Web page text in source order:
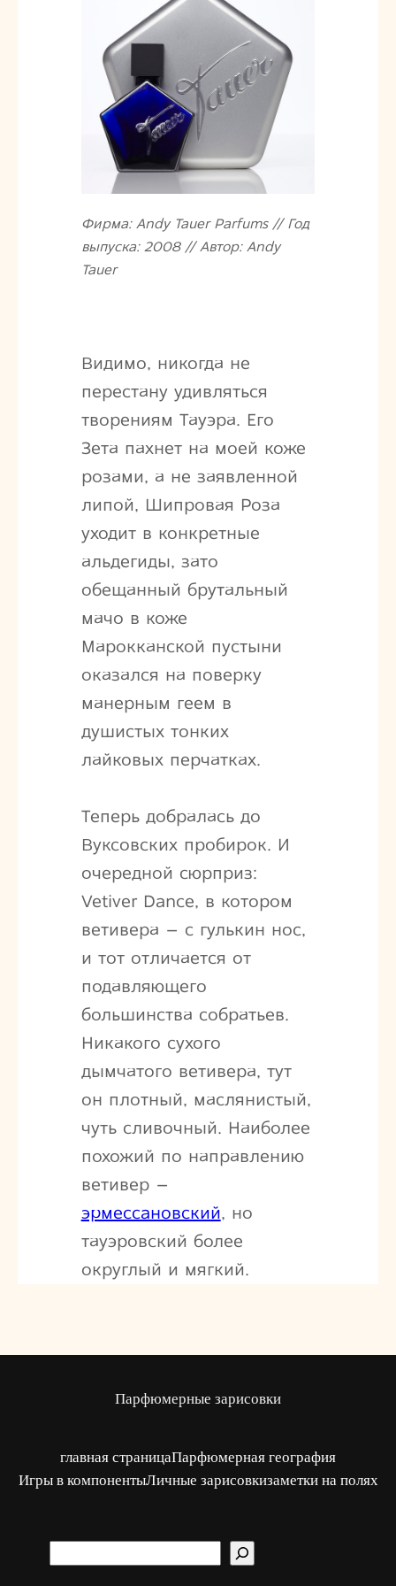
Фирма: Andy Tauer Parfums // Год
выпуска: 2008 // Автор: Andy
Tauer
Видимо, никогда не
перестану удивляться
творениям Тауэра. Его
Зета пахнет на моей коже
розами, а не заявленной
липой, Шипровая Роза
уходит в конкретные
альдегиды, зато
обещанный брутальный
мачо в коже
Марокканской пустыни
оказался на поверку
манерным геем в
душистых тонких
лайковых перчатках.
Теперь добралась до
Вуксовских пробирок. И
очередной сюрприз:
Vetiver Dance, в котором
ветивера – с гулькин нос,
и тот отличается от
подавляющего
большинства собратьев.
Никакого сухого
дымчатого ветивера, тут
он плотный, маслянистый,
чуть сливочный. Наиболее
похожий по направлению
ветивер –
эрмессановский, но
тауэровский более
округлый и мягкий.
Парфюмерные зарисовки
главная страницаПарфюмерная география
Игры в компонентыЛичные зарисовкизаметки на полях